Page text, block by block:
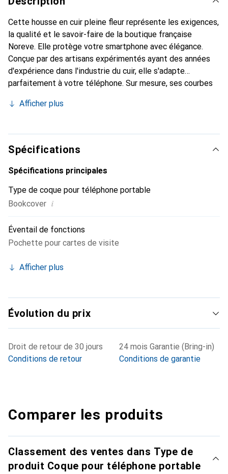
Cette housse en cuir pleine fleur représente les exigences,
la qualité et le savoir-faire de la boutique française
Noreve. Elle protège votre smartphone avec élégance.
Conçue par des artisans expérimentés ayant des années
d'expérience dans l'industrie du cuir, elle s'adapte
parfaitement à votre téléphone. Sur mesure, ses courbes
devient un accessoire chic et incontournable pour votre
internationalement pour ses produits de haute qualité et
constitue un choix fiable pour une clientèle exigeante.
Afficher plus
Spécifications
Spécifications principales
Type de coque pour téléphone portable
Bookcover i
Éventail de fonctions
Pochette pour cartes de visite
Afficher plus
Évolution du prix
Droit de retour de 30 jours
Conditions de retour
24 mois Garantie (Bring-in)
Conditions de garantie
Comparer les produits
Classement des ventes dans Type de
produit Coque pour téléphone portable